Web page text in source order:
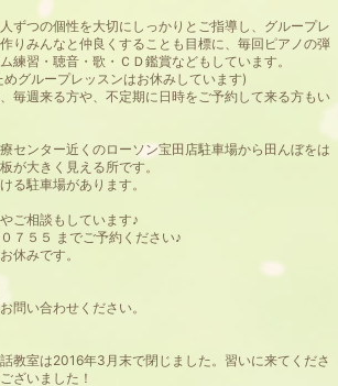
ずつの個性を大切にしっかりとご指導し、グループレ
りみんなと仲良くすることも目標に、毎回ピアノの弾
練習・聴音・歌・ＣＤ鑑賞などもしています。
グループレッスンはお休みしています)
毎週来る方や、不定期に日時をご予約して来る方もい
センター近くのローソン宝田店駐車場から田んぼをは
が大きく見える所です。
る駐車場があります。
ご相談もしています♪
７５５ までご予約ください♪
休みです。
問い合わせください。
教室は2016年3月末で閉じました。習いに来てくださ
ざいました！